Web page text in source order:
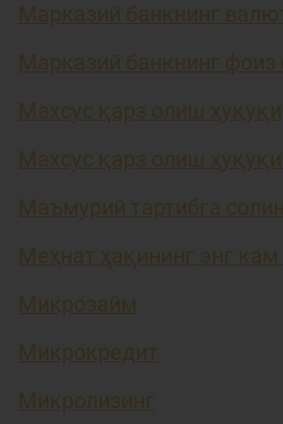
Марказий банкнинг
Марказий банкнинг фоиз
Махсус қарз олиш ҳуқуқи
Махсус қарз олиш ҳуқуқи
Маъмурий тартибга
Меҳнат ҳақининг энг
Микрозайм
Микрокредит
Микролизинг